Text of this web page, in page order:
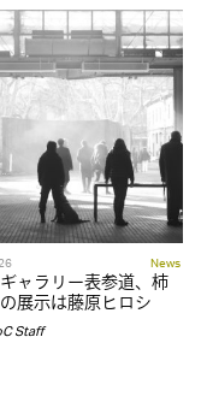
News
ャラリー表参道、柿
展示は藤原ヒロシ
Staff